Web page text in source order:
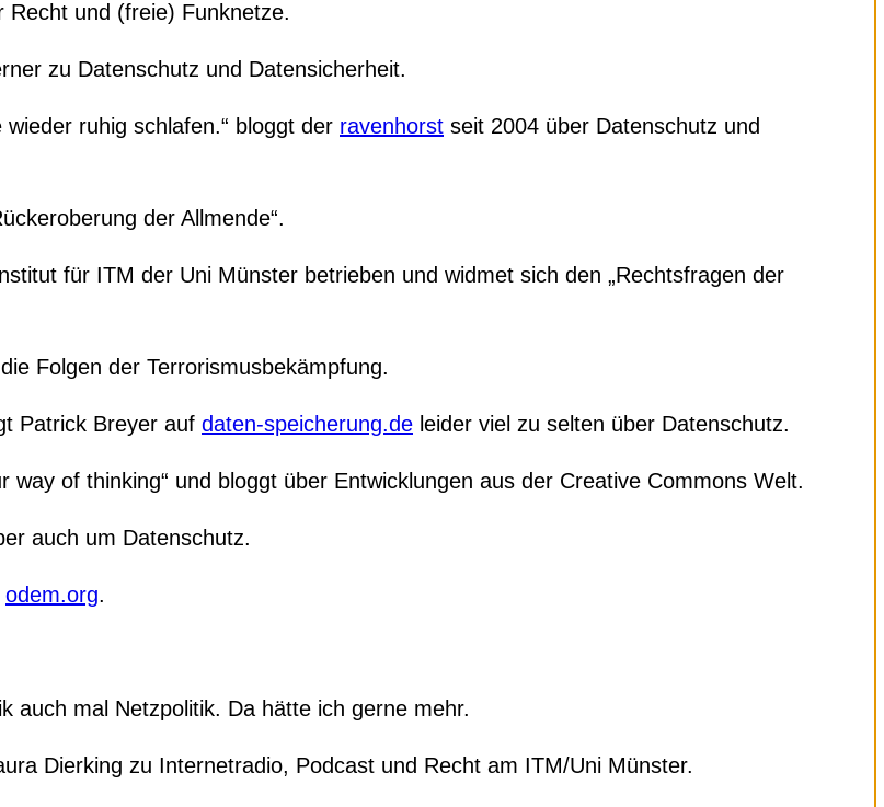
Recht und (freie) Funknetze.
zu Datenschutz und Datensicherheit.
ruhig schlafen.“ bloggt der ravenhorst seit 2004 über Datenschutz und
der Allmende“.
für ITM der Uni Münster betrieben und widmet sich den „Rechtsfragen der
Folgen der Terrorismusbekämpfung.
Patrick Breyer auf daten-speicherung.de leider viel zu selten über Datenschutz.
way of thinking“ und bloggt über Entwicklungen aus der Creative Commons Welt.
auch um Datenschutz.
odem.org.
auch mal Netzpolitik. Da hätte ich gerne mehr.
Dierking zu Internetradio, Podcast und Recht am ITM/Uni Münster.